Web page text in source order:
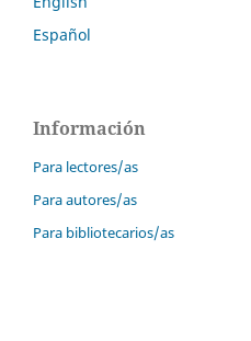
Español
Información
Para lectores/as
Para autores/as
Para bibliotecarios/as